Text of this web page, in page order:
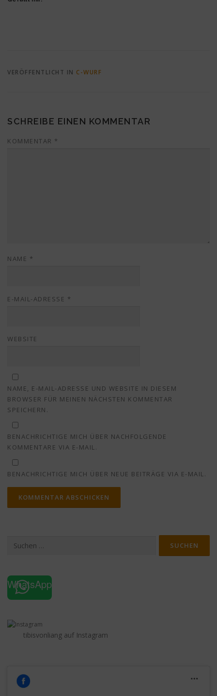
VERÖFFENTLICHT IN C-WURF
SCHREIBE EINEN KOMMENTAR
KOMMENTAR *
NAME *
E-MAIL-ADRESSE *
WEBSITE
NAME, E-MAIL-ADRESSE UND WEBSITE IN DIESEM
BROWSER FÜR MEINEN NÄCHSTEN KOMMENTAR
SPEICHERN.
BENACHRICHTIGE MICH ÜBER NACHFOLGENDE
KOMMENTARE VIA E-MAIL.
BENACHRICHTIGE MICH ÜBER NEUE BEITRÄGE VIA E-MAIL.
nach:
WhatsApp
tibisvonliang auf Instagram